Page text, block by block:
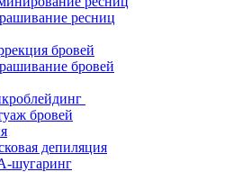
подмышек
живота
бикини
груди
лица
ресниц
бровей
бровей
бровей
депиляция
шугаринг